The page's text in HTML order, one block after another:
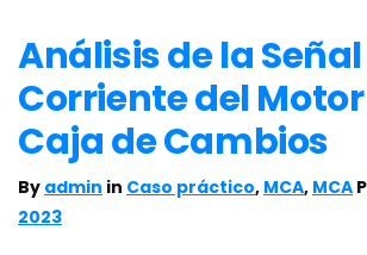
Análisis de la
Corriente del
Caja de Cambios
By admin in Caso práctico, MCA, MCA
2023